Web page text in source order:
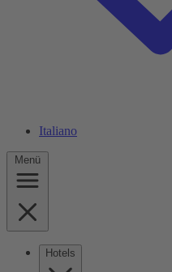
Italiano
Menü
Hotels